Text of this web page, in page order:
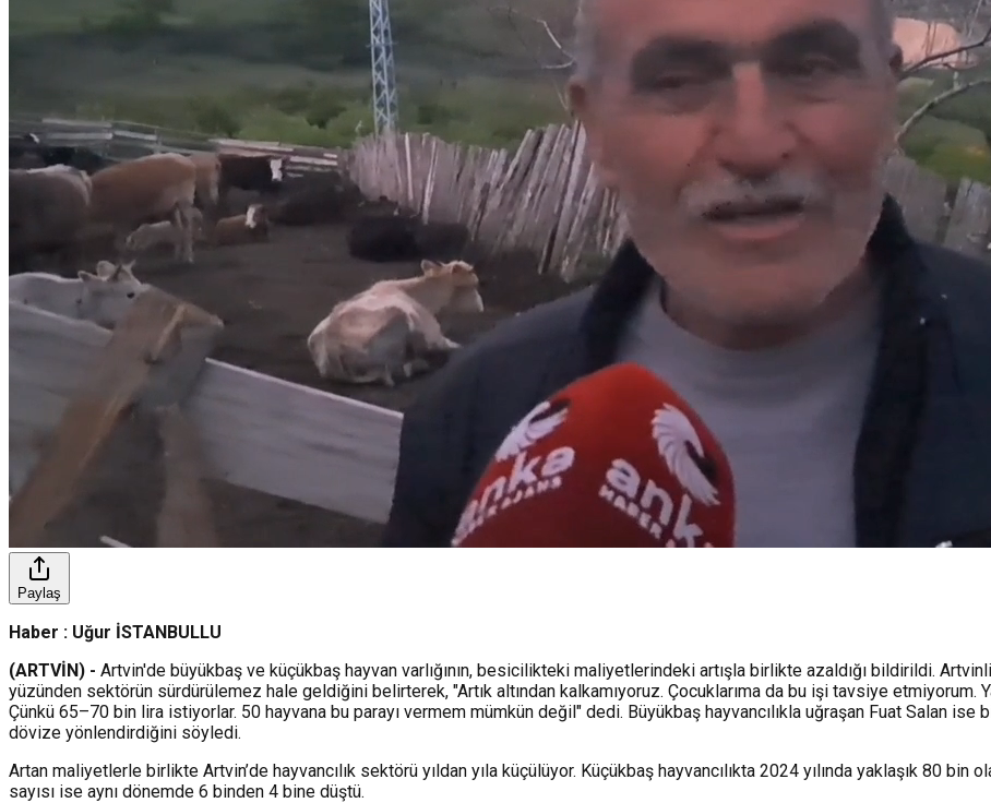
Paylaş
Haber : Uğur İSTANBULLU
(ARTVİN) - Artvin'de büyükbaş ve küçükbaş hayvan varlığının, besicilikteki maliyetlerindeki artışla birlikte azaldığı bildirildi.
yüzünden sektörün sürdürülemez hale geldiğini belirterek, "Artık altından kalkamıyoruz. Çocuklarıma da bu işi tavsiye etmiyorum.
Çünkü 65–70 bin lira istiyorlar. 50 hayvana bu parayı vermem mümkün değil" dedi. Büyükbaş hayvancılıkla uğraşan Fuat Salan ise
dövize yönlendirdiğini söyledi.
Artan maliyetlerle birlikte Artvin’de hayvancılık sektörü yıldan yıla küçülüyor. Küçükbaş hayvancılıkta 2024 yılında yaklaşık 80 bin
sayısı ise aynı dönemde 6 binden 4 bine düştü.